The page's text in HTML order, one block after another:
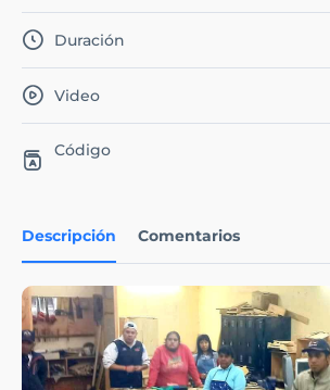
Descripción Comentarios
Duración
Video
Código